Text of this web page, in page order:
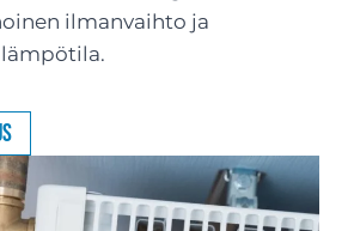
ilmanvaihto ja